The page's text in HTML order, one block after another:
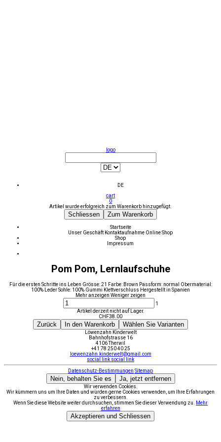
logo
DE
cart
0
Artikel wurde erfolgreich zum Warenkorb hinzugefügt.
Schliessen Zum Warenkorb
Startseite
Unser Geschäft Kontaktaufnahme Online Shop
Shop
Impressum
Pom Pom, Lernlaufschuhe
Für die ersten Schritte ins Leben Grösse: 21 Farbe: Brown Passform: normal Obermaterial:
100% Leder Sohle: 100% Gummi Klettverschluss Hergestellt in Spanien
Mehr anzeigen Weniger zeigen
1
Artikel derzeit nicht auf Lager.
CHF38.00
Zurück In den Warenkorb Wählen Sie Varianten
Löwenzahn Kinderwelt
Bahnhofstrasse 16
4106 Therwil
+41 78 250 40 25
loewenzahn.kinderwelt@gmail.com
social link social link
Datenschutz-Bestimmungen Sitemap
Nein, behalten Sie es Ja, jetzt entfernen
Wir verwenden Cookies.
Wir kümmern uns um Ihre Daten und würden gerne Cookies verwenden, um Ihre Erfahrungen
zu verbessern.
Wenn Sie diese Website weiter durchsuchen, stimmen Sie dieser Verwendung zu.
Mehr
erfahren
Akzeptieren und Schliessen